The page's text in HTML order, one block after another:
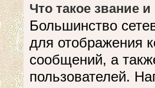
Что такое звание
Большинство
для отображения
сообщений, а
пользователей.